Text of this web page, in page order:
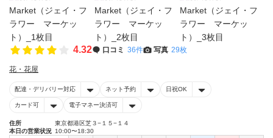
4.32 口コミ 36件 写真 29枚
花・花屋
配達・デリバリー対応 ネット予約 日祝OK
カード可 電子マネー決済可
住所
東京都港区芝３−１５−１４
本日の営業状況 10:00〜18:30